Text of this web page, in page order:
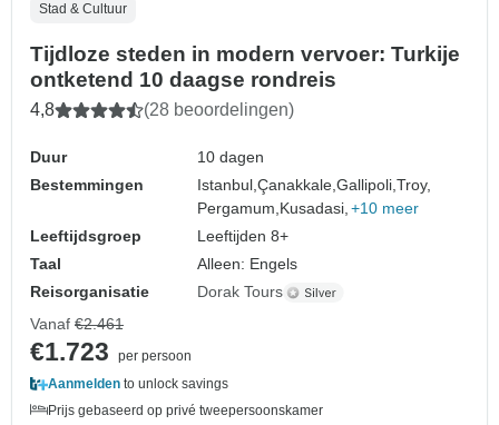
Stad & Cultuur
Tijdloze steden in modern vervoer: Turkije
ontketend 10 daagse rondreis
4,8 (28 beoordelingen)
Duur
10 dagen
Bestemmingen
Istanbul,Çanakkale,Gallipoli,Troy,
Pergamum,Kusadasi, +10 meer
Leeftijdsgroep
Leeftijden 8+
Taal
Alleen: Engels
Reisorganisatie
Dorak Tours
Vanaf €2.461
€1.723
per persoon
Aanmelden to unlock savings
Prijs gebaseerd op privé tweepersoonskamer